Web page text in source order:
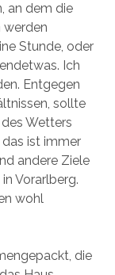
an dem die
werden
Stunde, oder
Ich
Entgegen
sollte
Wetters
ist immer
andere Ziele
in Vorarlberg.
wohl
die